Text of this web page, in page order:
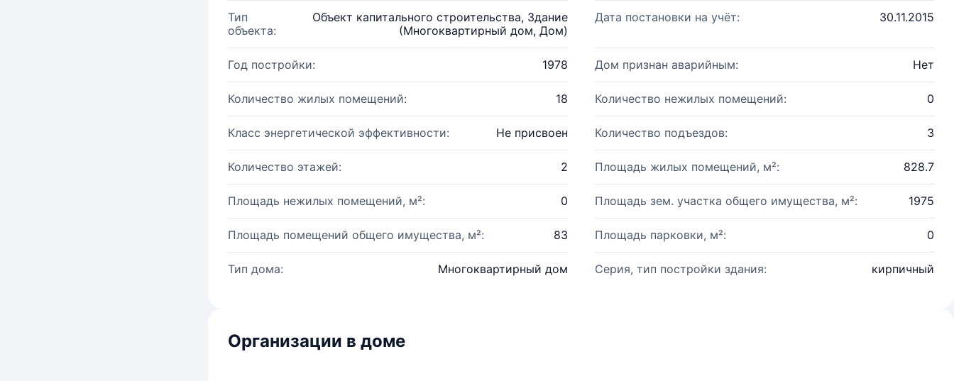
Тип
объекта:
Объект капитального строительства, Здание
(Многоквартирный дом, Дом)
Дата постановки на учёт: 30.11.2015
Год постройки: 1978 Дом признан аварийным: Нет
Количество жилых помещений: 18 Количество нежилых помещений: 0
Класс энергетической эффективности: Не присвоен Количество подъездов: 3
Количество этажей: 2 Площадь жилых помещений, м²: 828.7
Площадь нежилых помещений, м²: 0 Площадь зем. участка общего имущества, м²: 1975
Площадь помещений общего имущества, м²: 83 Площадь парковки, м²: 0
Тип дома: Многоквартирный дом Серия, тип постройки здания: кирпичный
Организации в доме